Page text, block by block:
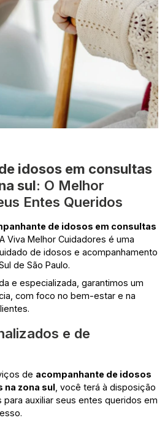
idosos em consultas
sul: O Melhor
Entes Queridos
de idosos em consultas
Viva Melhor Cuidadores é uma
de idosos e acompanhamento
de São Paulo.
e especializada, garantimos um
com foco no bem-estar e na
e de
de acompanhante de idosos
na zona sul , você terá à disposição
auxiliar seus entes queridos em